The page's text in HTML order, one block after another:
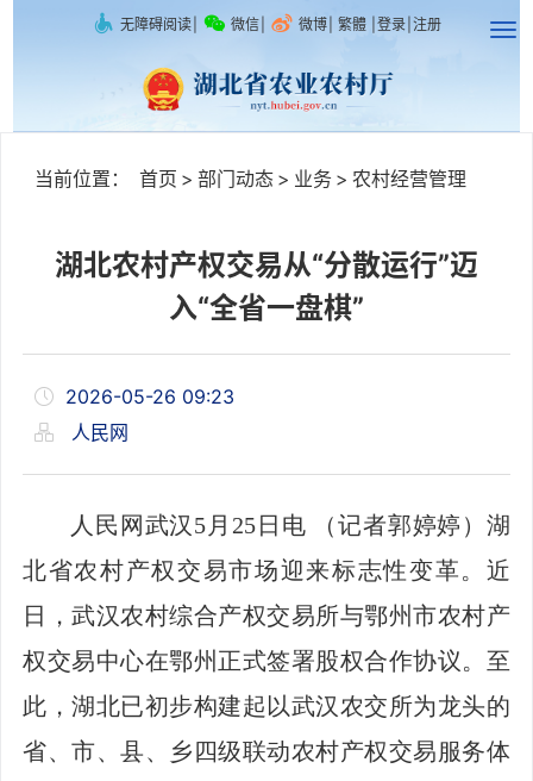
无障碍阅读 微信 微博 繁體 登录 注册
当前位置： 首页 > 部门动态 > 业务 > 农村经营管理
湖北农村产权交易从“分散运行”迈
入“全省一盘棋”
2026-05-26 09:23
人民网
人民网武汉5月25日电 （记者郭婷婷）湖
北省农村产权交易市场迎来标志性变革。近
日，武汉农村综合产权交易所与鄂州市农村产
权交易中心在鄂州正式签署股权合作协议。至
此，湖北已初步构建起以武汉农交所为龙头的
省、市、县、乡四级联动农村产权交易服务体